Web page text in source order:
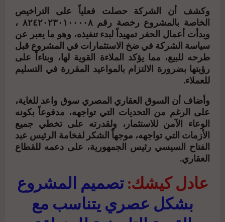
وكشف أن الشركة حصلت فعلياً على التراخيص
الخاصة بالمشروع رخصة رقم ٨٢٤٢٠٢٣٠١٠٠٠٠٨ ،
وبدأت أعمال الحفر تمهيداً لبدء تنفيذه، وهو ما يعبر عن
سياسة الشركة في ضخ الاستثمارات في المشروع قبل
طرحه للبيع، مما يؤكد الملاءة القوية لها، وبناءاً على
رؤيتها بضرورة الالتزام بالمواعيد المقررة في التسليم
للعملاء.
وأضاف أن السوق العقاري المصري سوق واعد للغاية،
على الرغم من التحديات التي تواجهه، مدفوعاً بكونه
الوعاء الآمن للاستثمار، ولقدرته على تخطي جميع
الأزمات التي تواجهه، موجهاً الشكر لفخامة الرئيس عبد
الفتاح السيسي رئيس الجمهورية، على دعمه للقطاع
العقاري.
عادل كيشك:تصميم المشروع
بشكل عصري يتناسب مع